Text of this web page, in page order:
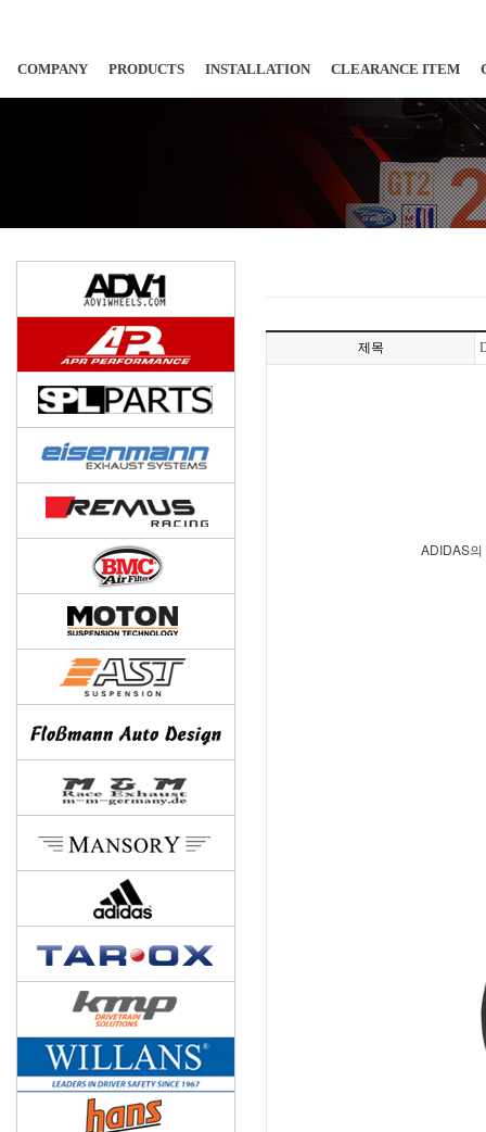
COMPANY PRODUCTS INSTALLATION CLEARANCE ITEM
제목
ADIDAS